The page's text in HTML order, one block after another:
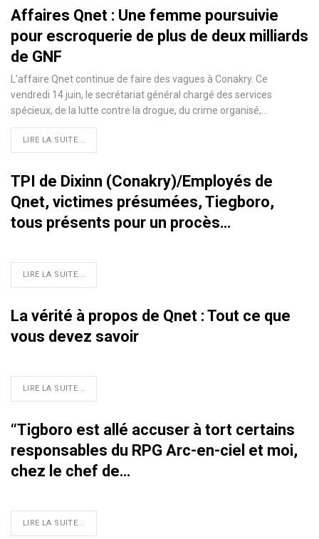
Affaires Qnet : Une femme poursuivie
pour escroquerie de plus de deux milliards
de GNF
L'affaire Qnet continue de faire des vagues à Conakry. Ce
vendredi 14 juin, le secrétariat général chargé des services
spécieux, de la lutte contre la drogue, du crime organisé,
LIRE LA SUITE...
TPI de Dixinn (Conakry)/Employés de
Qnet, victimes présumées, Tiegboro,
tous présents pour un procès…
LIRE LA SUITE...
La vérité à propos de Qnet : Tout ce que
vous devez savoir
LIRE LA SUITE...
‘‘Tigboro est allé accuser à tort certains
responsables du RPG Arc-en-ciel et moi,
chez le chef de…
LIRE LA SUITE...